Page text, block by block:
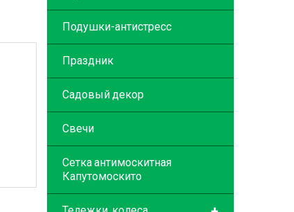
Подушки-антистресс
Праздник
Садовый декор
Свечи
Сетка антимоскитная
Капутомоскито